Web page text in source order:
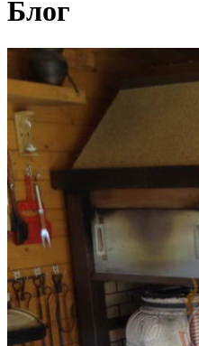
Блог